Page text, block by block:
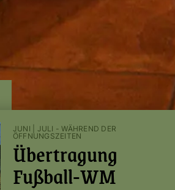
JUNI | JULI - WÄHREND DER
ÖFFNUNGSZEITEN
Übertragung
Fußball-WM